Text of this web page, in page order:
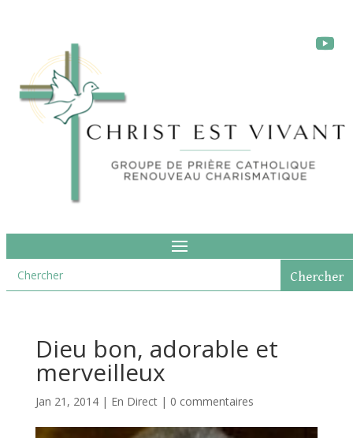
Dieu bon, adorable et
merveilleux
Jan 21, 2014| En Direct| 0 commentaires